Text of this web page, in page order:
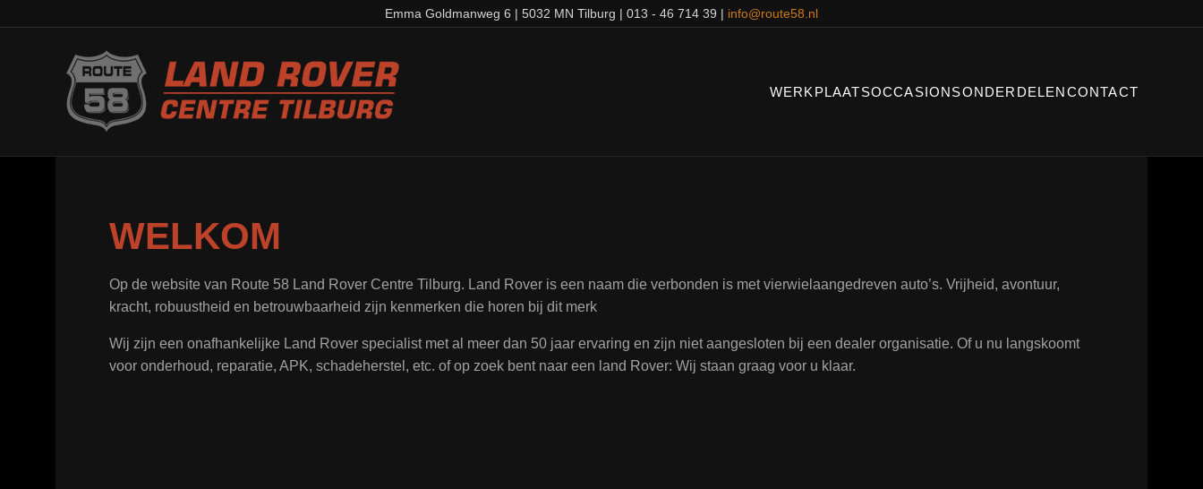
Emma Goldmanweg 6 | 5032 MN Tilburg | 013 - 46 714 39 | info@route58.nl
WERKPLAATSOCCASIONSONDERDELENCONTACT
WELKOM
Op de website van Route 58 Land Rover Centre Tilburg. Land Rover is een naam die verbonden is met vierwielaangedreven auto’s. Vrijheid, avontuur,
kracht, robuustheid en betrouwbaarheid zijn kenmerken die horen bij dit merk
Wij zijn een onafhankelijke Land Rover specialist met al meer dan 50 jaar ervaring en zijn niet aangesloten bij een dealer organisatie. Of u nu langskoomt
voor onderhoud, reparatie, APK, schadeherstel, etc. of op zoek bent naar een land Rover: Wij staan graag voor u klaar.